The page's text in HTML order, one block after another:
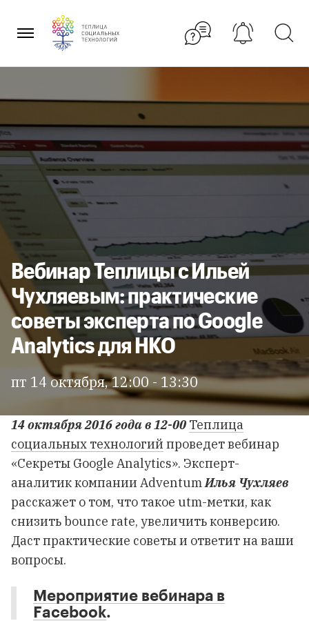
содержанию
Вебинар Теплицы с Ильей
Чухляевым: практические
советы эксперта по Google
Analytics для НКО
пт 14 октября, 12:00 - 13:30
14 октября 2016 года в 12-00 Теплица
социальных технологий проведет вебинар
«Секреты Google Analytics». Эксперт-
аналитик компании AdventumИлья Чухляев
расскажет о том, что такое utm-метки, как
снизить bounce rate, увеличить конверсию.
Даст практические советы и ответит на ваши
вопросы.
Мероприятие вебинара в
Facebook.